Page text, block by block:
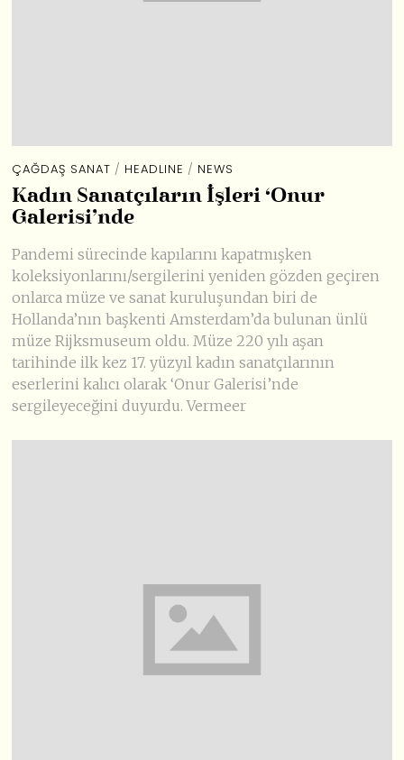
ÇAĞDAŞ SANAT / HEADLINE / NEWS
Kadın Sanatçıların İşleri ‘Onur
Galerisi’nde
Pandemi sürecinde kapılarını kapatmışken
koleksiyonlarını/sergilerini yeniden gözden geçiren
onlarca müze ve sanat kuruluşundan biri de
Hollanda’nın başkenti Amsterdam’da bulunan ünlü
müze Rijksmuseum oldu. Müze 220 yılı aşan
tarihinde ilk kez 17. yüzyıl kadın sanatçılarının
eserlerini kalıcı olarak ‘Onur Galerisi’nde
sergileyeceğini duyurdu. Vermeer